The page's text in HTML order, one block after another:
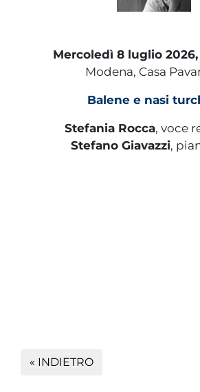
Mercoledì 8 luglio 2026,
Modena, Casa
Balene e nasi
Stefania Rocca, voce
Stefano Giavazzi,
« INDIETRO